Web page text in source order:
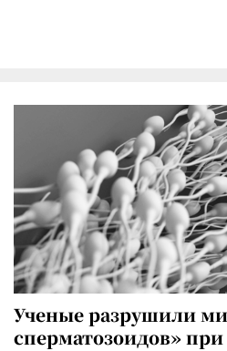
Ученые разрушили
сперматозоидов»